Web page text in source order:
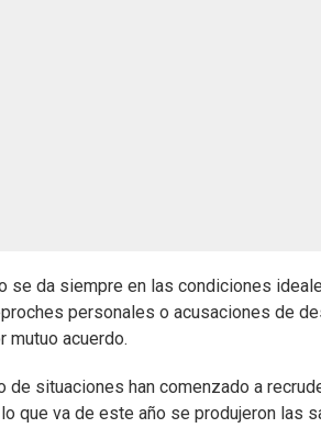
se da siempre en las condiciones
personales o acusaciones de
mutuo acuerdo.
situaciones han comenzado a
que va de este año se produjeron las